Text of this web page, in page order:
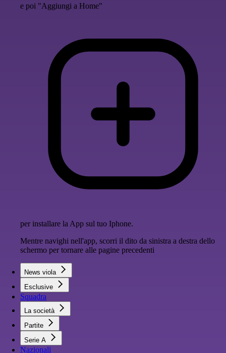
e poi "Aggiungi a Home"
per installare la App sul tuo Iphone.
Mentre navighi nell'app, scorri il dito da sinistra a destra dello
schermo per tornare alle pagine precedenti
News viola
Esclusive
Squadra
La società
Partite
Serie A
Nazionali